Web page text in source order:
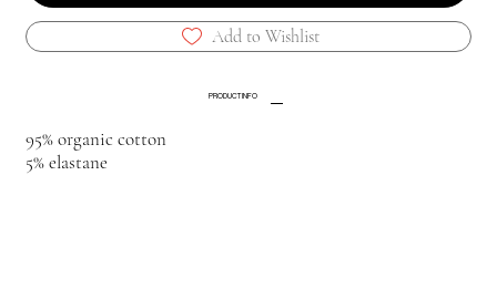
Add to Wishlist
PRODUCT INFO
95% organic cotton
5% elastane